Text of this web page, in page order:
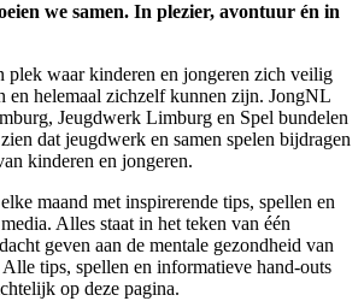
we samen. In plezier, avontuur én in
plek waar kinderen en jongeren zich veilig
en helemaal zichzelf kunnen zijn. JongNL
Jeugdwerk Limburg en Spel bundelen
dat jeugdwerk en samen spelen bijdragen
kinderen en jongeren.
maand met inspirerende tips, spellen en
Alles staat in het teken van één
geven aan de mentale gezondheid van
tips, spellen en informatieve hand-outs
op deze pagina.